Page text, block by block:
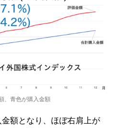
、青色が購入金額
額となり、ほぼ右肩上が